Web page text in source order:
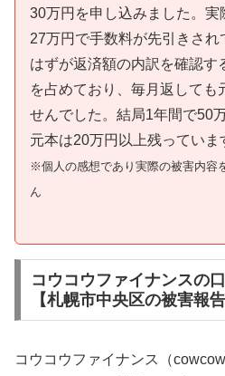
30万円を申し込みました。実
27万円で手数料が先引きさ
はずが返済額の内訳を確認す
を占めており、毎月返しても
せんでした。結局1年間で50
元本は20万円以上残っていま
※個人の感想であり実際の被害内容
ん
コウコウファイナンスの
【札幌市中央区の被害報告
コウコウファイナンス（